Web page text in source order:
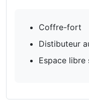
Coffre-fort
Distibuteur
Espace libre